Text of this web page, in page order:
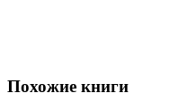
Похожие книги